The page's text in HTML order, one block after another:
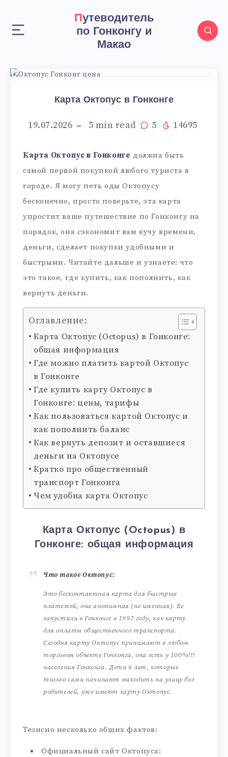
Путеводитель
по Гонконгу и
Макао
Карта Октопус в Гонконге
19.07.2026 5 min read 5 14695
Карта Октопус в Гонконге должна быть
самой первой покупкой любого туриста в
городе. Я могу петь оды Октопусу
бесконечно, просто поверьте, эта карта
упростит ваше путешествие по Гонконгу на
порядок, она сэкономит вам кучу времени,
деньги, сделает покупки удобными и
быстрыми. Читайте дальше и узнаете: что
это такое, где купить, как пополнить, как
вернуть деньги.
Оглавление:
Карта Октопус (Octopus) в Гонконге:
общая информация
Где можно платить картой Октопус
в Гонконге
Где купить карту Октопус в
Гонконге: цены, тарифы
Как пользоваться картой Октопус и
как пополнить баланс
Как вернуть депозит и оставшиеся
деньги на Октопусе
Кратко про общественный
транспорт Гонконга
Чем удобна карта Октопус
Карта Октопус (Octopus) в
Гонконге: общая информация
Что такое Октопус:
Это бесконтактная карта для быстрых
платежей, она анонимная (не именная). Ее
запустили в Гонконге в 1997 году, как карту
для оплаты общественного транспорта.
Сегодня карту Октопус принимают в любом
торговом объекте Гонконга, она есть у 100%!!!
населения Гонконга. Дети 6 лет, которые
только сами начинают выходить на улицу без
родителей, уже имеют карту Октопус.
Тезисно несколько общих фактов:
Официальный сайт Октопуса: